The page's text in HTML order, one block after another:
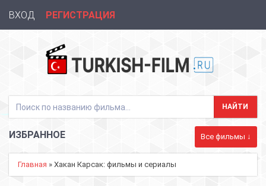
ВХОД РЕГИСТРАЦИЯ
ИЗБРАННОЕ Все фильмы ↓
Главная » Хакан Карсак: фильмы и сериалы